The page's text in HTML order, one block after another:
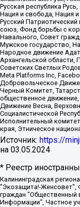
Русская республика
Нация и свобода, Нация
Русский
союз, Фонд борьбы с
Навального, Совет
Мужское государство,
Народное движение
Архангельской
Советских Светлых
Meta Platforms Inc,
Добровольческое
Черный Комитет,
общественное
Движение Весна,
Социалистической
Исполнительный
края, Этническое
Источник: https://
на 03.05.2024
* Реестр
Калининградская региональная общественная организация "Экозащита!-Женсовет", Фонд содействия защите прав и свобод граждан "Общественный вердикт", Фонд "Институт Развития Свободы Информации", Частное учреждение "Информационное агентство МЕМО. РУ", Региональная общественная организация "Общественная комиссия по сохранению наследия академика Сахарова", Фонд поддержки свободы прессы, Санкт-Петербургская общественная правозащитная организация "Гражданский контроль", Межрегиональная общественная организация "Информационно-просветительский центр "Мемориал", Региональный Фонд "Центр Защиты Прав Средств Массовой Информации", с 05.12.2023 Фонд "Центр Защиты Прав Средств массовой информации", Региональная общественная благотворительная организация помощи беженцам и мигрантам "Гражданское содействие", Негосударственное образовательное учреждение дополнительного профессионального образования (повышение квалификации) специалистов "АКАДЕМИЯ ПО ПРАВАМ ЧЕЛОВЕКА", Свердловская региональная общественная организация "Сутяжник", Автономная некоммерческая организация "Центр независимых социологических исследований", Союз общественных объединений "Российский исследовательский центр по правам человека", Региональное общественное учреждение научно-информационный центр "МЕМОРИАЛ", Некоммерческая организация "Фонд защиты гласности", Автономная некоммерческая организация "Институт прав человека", Городская общественная организация "Екатеринбургское общество "МЕМОРИАЛ", Городская общественная организация "Рязанское историко-просветительское и правозащитное общество "Мемориал" (Рязанский Мемориал), Челябинский региональный орган общественной самодеятельности – женское общественное объединение "Женщины Евразии", Челябинский региональный орган общественной самодеятельности "Уральская правозащитная группа", Фонд содействия защите здоровья и социальной справедливости имени Андрея Рылькова, Автономная Некоммерческая Организация "Аналитический Центр Юрия Левады", Автономная некоммерческая организация социальной поддержки населения "Проект Апрель", Региональная общественная организация помощи женщинам и детям, находящимся в кризисной ситуации "Информационно-методический центр "Анна", Фонд содействия развитию массовых коммуникаций и правовому просвещению "Так-так-Так", Фонд содействия устойчивому развитию "Серебряная тайга", Свердловский региональный общественный фонд социальных проектов "Новое время", "Idel.Реалии", Кавказ.Реалии, Крым.Реалии, Телеканал Настоящее Время, Татаро-башкирская служба Радио Свобода (Azatliq Radiosi), Радио Свободная Европа/Радио Свобода (PCE/PC), "Сибирь.Реалии", "Фактограф", Благотворительный фонд помощи осужденным и их семьям, Автономная некоммерческая организация "Институт глобализации и социальных движений", Фонд "В защиту прав заключенных", Частное учреждение "Центр поддержки и содействия развитию средств массовой информации", Пензенский региональный общественный благотворительный фонд "Гражданский союз", "Север.Реалии", Некоммерческая организация Фонд "Правовая инициатива", Общество с ограниченной ответственностью "Радио Свободная Европа/Радио Свобода", Чешское информационное агентство "MEDIUM-ORIENT", Красноярская региональная общественная организация "Мы против СПИДа", Камалягин Денис Николаевич, Маркелов Сергей Евгеньевич, Пономарев Лев Александрович, Савицкая Людмила Алексеевна, Автономная некоммерческая организация "Центр по работе с проблемой насилия "НАСИЛИЮ.НЕТ", Межрегиональный профессиональный союз работников здравоохранения "Альянс врачей", Юридическое лицо, зарегистрированное в Латвийской Республике, SIA "Medusa Project" (регистрационный номер 40103797863, дата регистрации 10.06.2014), Некоммерческая организация "Фонд по борьбе с коррупцией", Автономная некоммерческая организация "Институт права и публичной политики", Баданин Роман Сергеевич, Гликин Максим Александрович, Железнова Мария Михайловна, Лукьянова Юлия Сергеевна, Маетная Елизавета Витальевна, Маняхин Петр Борисович, Чуракова Ольга Владимировна, Ярош Юлия Петровна, Юридическое лицо "The Insider SIA", зарегистрированное в Риге, Латвийская Республика (дата регистрации 26.06.2015), являющееся администратором доменного имени